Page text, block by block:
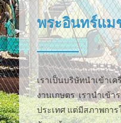
พระอินทร์แมช
เราเป็นบริษัทนำเข้าเครื่
งานเกษตร เรานำเข้าร
ประเทศ แต่มีสภาพการใ